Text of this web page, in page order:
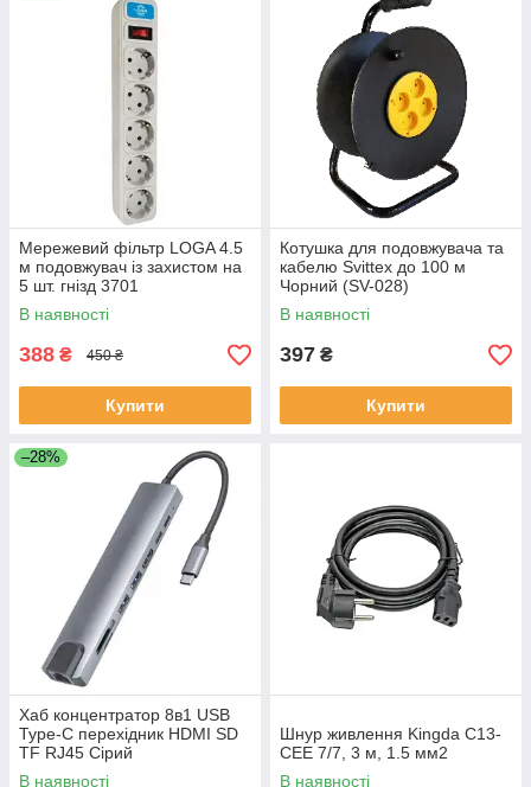
Мережевий фільтр LOGA 4.5
м подовжувач із захистом на
5 шт. гнізд 3701
В наявності
388 ₴ 450 ₴
Купити
Котушка для подовжувача та
кабелю Svittex до 100 м
Чорний (SV-028)
В наявності
397 ₴
Купити
–28%
Хаб концентратор 8в1 USB
Type-C перехідник HDMI SD
TF RJ45 Сірий
В наявності
Шнур живлення Kingda С13-
CEE 7/7, 3 м, 1.5 мм2
В наявності